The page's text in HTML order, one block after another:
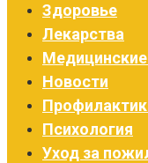
Здоровье
Лекарства
Медицинские
Новости
Психология
Уход за